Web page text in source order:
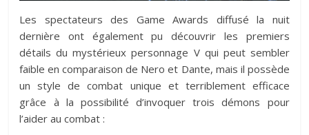
Les spectateurs des Game Awards diffusé la nuit
dernière ont également pu découvrir les premiers
détails du mystérieux personnage V qui peut sembler
faible en comparaison de Nero et Dante, mais il possède
un style de combat unique et terriblement efficace
grâce à la possibilité d’invoquer trois démons pour
l’aider au combat :